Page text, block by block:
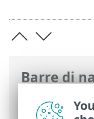
Barre di
Guida online